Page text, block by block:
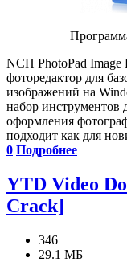
NCH PhotoPad
фоторедактор для
изображений на
набор инструментов
оформления
подходит как для
0 Подробнее
YTD Video
Crack]
346
29.1 МБ